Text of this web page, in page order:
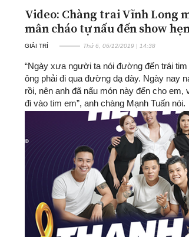
Video: Chàng trai Vĩnh Long
mân cháo tự nấu đến show
GIẢI TRÍ Thứ 6, 06/12/2019 | 14:38
“Ngày xưa người ta nói đường đến trái
ông phải đi qua đường dạ dày. Ngày nay
rồi, nên anh đã nấu món này đến cho em,
đi vào tim em”, anh chàng Mạnh Tuấn nói.